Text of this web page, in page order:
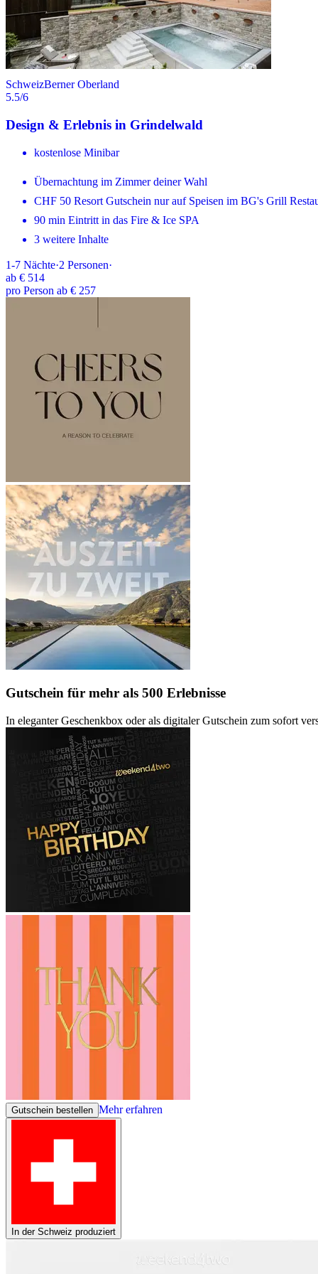
SchweizBerner Oberland
5.5/6
Design & Erlebnis in Grindelwald
kostenlose Minibar
Übernachtung im Zimmer deiner Wahl
CHF 50 Resort Gutschein nur auf Speisen im BG's Grill
90 min Eintritt in das Fire & Ice SPA
3 weitere Inhalte
1-7 Nächte·2 Personen·
ab € 514
pro Person ab € 257
Gutschein für mehr als 500 Erlebnisse
In eleganter Geschenkbox oder als digitaler Gutschein zum sofort
Gutschein bestellen Mehr erfahren
In der Schweiz produziert